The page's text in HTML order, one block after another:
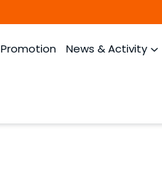
Promotion News & Activity